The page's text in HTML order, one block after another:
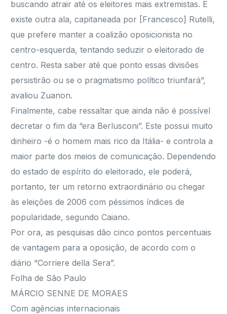
buscando atrair até os eleitores mais extremistas. E
existe outra ala, capitaneada por [Francesco] Rutelli,
que prefere manter a coalizão oposicionista no
centro-esquerda, tentando seduzir o eleitorado de
centro. Resta saber até que ponto essas divisões
persistirão ou se o pragmatismo político triunfará”,
avaliou Zuanon.
Finalmente, cabe ressaltar que ainda não é possível
decretar o fim da “era Berlusconi”. Este possui muito
dinheiro -é o homem mais rico da Itália- e controla a
maior parte dos meios de comunicação. Dependendo
do estado de espírito do eleitorado, ele poderá,
portanto, ter um retorno extraordinário ou chegar
às eleições de 2006 com péssimos índices de
popularidade, segundo Caiano.
Por ora, as pesquisas dão cinco pontos percentuais
de vantagem para a oposição, de acordo com o
diário “Corriere della Sera”.
Folha de São Paulo
MÁRCIO SENNE DE MORAES
Com agências internacionais